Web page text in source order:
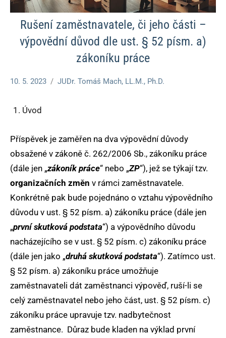
Rušení zaměstnavatele, či jeho části –
výpovědní důvod dle ust. § 52 písm. a)
zákoníku práce
10. 5. 2023 JUDr. Tomáš Mach, LL.M., Ph.D.
Úvod
Příspěvek je zaměřen na dva výpovědní důvody
obsažené v zákoně č. 262/2006 Sb., zákoníku práce
(dále jen „zákoník práce“ nebo „ZP“), jež se týkají tzv.
organizačních změn v rámci zaměstnavatele.
Konkrétně pak bude pojednáno o vztahu výpovědního
důvodu v ust. § 52 písm. a) zákoníku práce (dále jen
„první skutková podstata“) a výpovědního důvodu
nacházejícího se v ust. § 52 písm. c) zákoníku práce
(dále jen jako „druhá skutková podstata“). Zatímco ust.
§ 52 písm. a) zákoníku práce umožňuje
zaměstnavateli dát zaměstnanci výpověď, ruší-li se
celý zaměstnavatel nebo jeho část, ust. § 52 písm. c)
zákoníku práce upravuje tzv. nadbytečnost
zaměstnance. Důraz bude kladen na výklad první